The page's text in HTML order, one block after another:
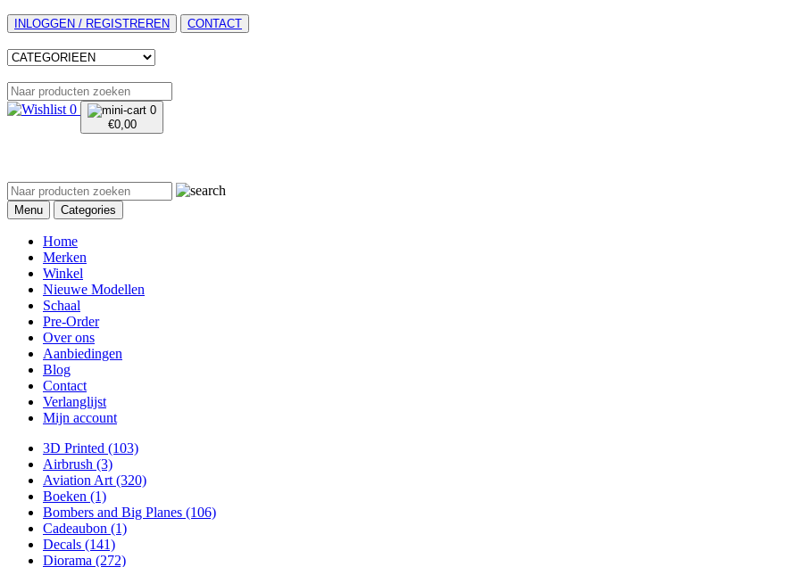
INLOGGEN / REGISTREREN CONTACT
0
0
€0,00
Menu Categories
Home
Merken
Winkel
Nieuwe Modellen
Schaal
Pre-Order
Over ons
Aanbiedingen
Blog
Contact
Verlanglijst
Mijn account
3D Printed (103)
Airbrush (3)
Aviation Art (320)
Boeken (1)
Bombers and Big Planes (106)
Cadeaubon (1)
Decals (141)
Diorama (272)